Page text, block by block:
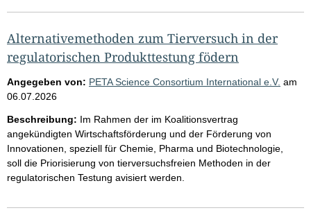
Alternativemethoden zum Tierversuch in der
regulatorischen Produkttestung födern
Angegeben von: PETA Science Consortium International e.V. am
06.07.2026
Beschreibung: Im Rahmen der im Koalitionsvertrag
angekündigten Wirtschaftsförderung und der Förderung von
Innovationen, speziell für Chemie, Pharma und Biotechnologie,
soll die Priorisierung von tierversuchsfreien Methoden in der
regulatorischen Testung avisiert werden.